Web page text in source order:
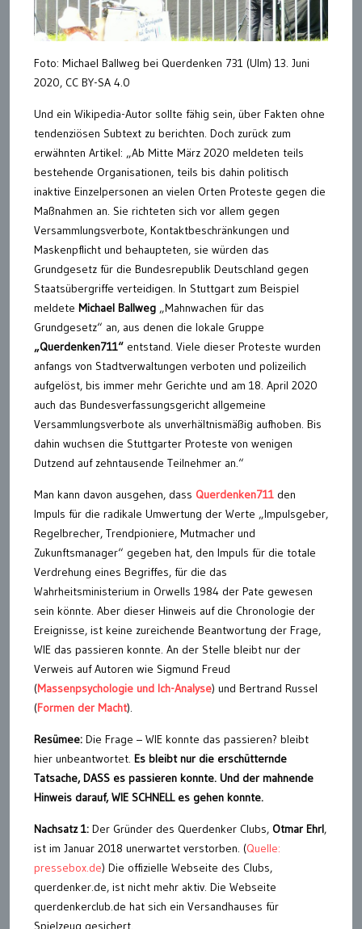
Foto: Michael Ballweg bei Querdenken 731 (Ulm) 13. Juni
2020, CC BY-SA 4.0
Und ein Wikipedia-Autor sollte fähig sein, über Fakten ohne
tendenziösen Subtext zu berichten. Doch zurück zum
erwähnten Artikel: „Ab Mitte März 2020 meldeten teils
bestehende Organisationen, teils bis dahin politisch
inaktive Einzelpersonen an vielen Orten Proteste gegen die
Maßnahmen an. Sie richteten sich vor allem gegen
Versammlungsverbote, Kontaktbeschränkungen und
Maskenpflicht und behaupteten, sie würden das
Grundgesetz für die Bundesrepublik Deutschland gegen
Staatsübergriffe verteidigen. In Stuttgart zum Beispiel
meldete Michael Ballweg „Mahnwachen für das
Grundgesetz“ an, aus denen die lokale Gruppe
„Querdenken711“ entstand. Viele dieser Proteste wurden
anfangs von Stadtverwaltungen verboten und polizeilich
aufgelöst, bis immer mehr Gerichte und am 18. April 2020
auch das Bundesverfassungsgericht allgemeine
Versammlungsverbote als unverhältnismäßig aufhoben. Bis
dahin wuchsen die Stuttgarter Proteste von wenigen
Dutzend auf zehntausende Teilnehmer an.“
Man kann davon ausgehen, dass Querdenken711 den
Impuls für die radikale Umwertung der Werte „Impulsgeber,
Regelbrecher, Trendpioniere, Mutmacher und
Zukunftsmanager“ gegeben hat, den Impuls für die totale
Verdrehung eines Begriffes, für die das
Wahrheitsministerium in Orwells 1984 der Pate gewesen
sein könnte. Aber dieser Hinweis auf die Chronologie der
Ereignisse, ist keine zureichende Beantwortung der Frage,
WIE das passieren konnte. An der Stelle bleibt nur der
Verweis auf Autoren wie Sigmund Freud
(Massenpsychologie und Ich-Analyse) und Bertrand Russel
(Formen der Macht).
Resümee: Die Frage – WIE konnte das passieren? bleibt
hier unbeantwortet. Es bleibt nur die erschütternde
Tatsache, DASS es passieren konnte. Und der mahnende
Hinweis darauf, WIE SCHNELL es gehen konnte.
Nachsatz 1: Der Gründer des Querdenker Clubs, Otmar Ehrl,
ist im Januar 2018 unerwartet verstorben. (Quelle:
pressebox.de) Die offizielle Webseite des Clubs,
querdenker.de, ist nicht mehr aktiv. Die Webseite
querdenkerclub.de hat sich ein Versandhauses für
Spielzeug gesichert.